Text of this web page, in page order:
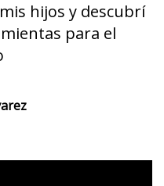
hijos y descubrí
para el